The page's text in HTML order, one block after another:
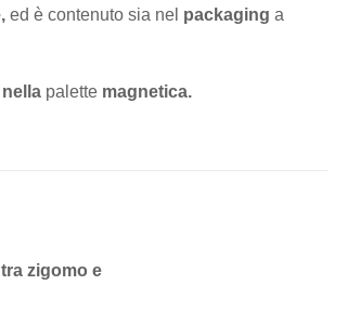
ed è contenuto sia nel packaging a
palette magnetica.
tra zigomo e